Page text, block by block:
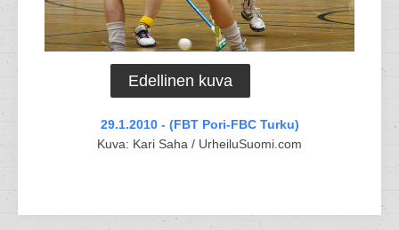
Edellinen kuva
29.1.2010 - (FBT Pori-FBC Turku)
Kuva: Kari Saha / UrheiluSuomi.com